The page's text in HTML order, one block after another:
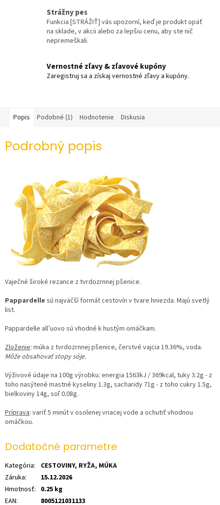
Strážny pes
Funkcia [STRÁŽIŤ] vás upozorní, keď je produkt opäť
na sklade, v akcii alebo za lepšiu cenu, aby ste nič
nepremeškali.
Vernostné zľavy & zľavové kupóny
Zaregistruj sa a získaj vernostné zľavy a kupóny.
Popis Podobné (1) Hodnotenie Diskusia
Podrobný popis
Vaječné široké rezance z tvrdozrnnej pšenice.
Pappardelle sú najväčší formátcestovín v tvare hniezda. Majú svetlý
list.
Pappardelle all’uovo sú vhodné k hustým omáčkam.
Zloženie: múka z tvrdozrnnej pšenice, čerstvé vajcia 19.36%, voda.
Môže obsahovať stopy sóje.
Výživové údaje na 100g výrobku: energia 1563kJ / 369kcal, tuky 3.2g - z
toho nasýtené mastné kyseliny 1.3g, sacharidy 71g - z toho cukry 1.5g,
bielkoviny 14g, soľ 0.08g.
Príprava: variť 5 minút v osolenej vriacej vode a ochutiť vhodnou
omáčkou.
Dodatočné parametre
Kategória:
CESTOVINY, RYŽA, MÚKA
Záruka:
15.12.2026
Hmotnosť: 0.25 kg
EAN: 8005121031133